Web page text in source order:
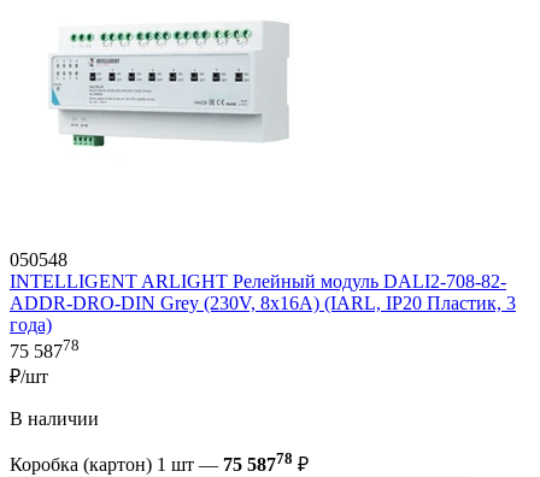
050548
INTELLIGENT ARLIGHT Релейный модуль DALI2-708-82-
ADDR-DRO-DIN Grey (230V, 8x16A) (IARL, IP20 Пластик, 3
года)
75 58778
₽/шт
В наличии
Коробка (картон) 1 шт — 75 58778 ₽